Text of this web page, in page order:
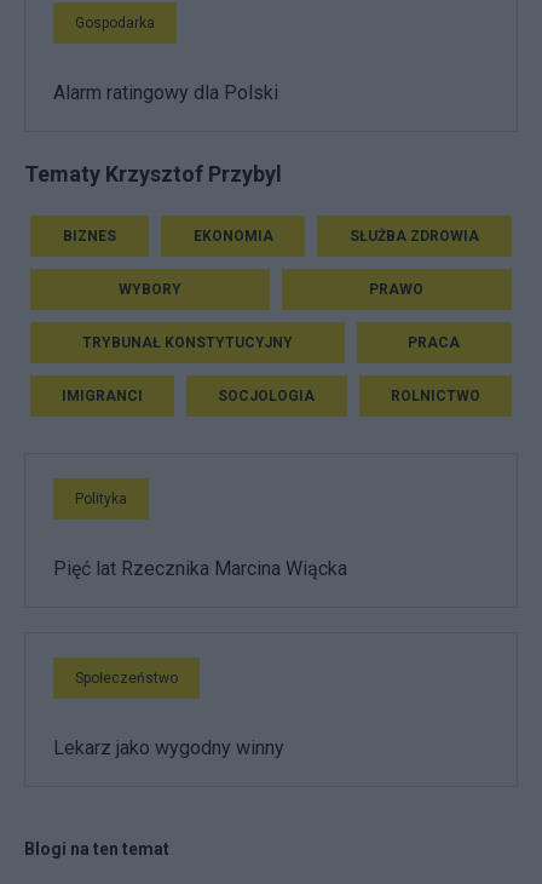
Gospodarka
Alarm ratingowy dla Polski
Tematy Krzysztof Przybyl
BIZNES EKONOMIA SŁUŻBA ZDROWIA
WYBORY PRAWO
TRYBUNAŁ KONSTYTUCYJNY PRACA
IMIGRANCI SOCJOLOGIA ROLNICTWO
Polityka
Pięć lat Rzecznika Marcina Wiącka
Społeczeństwo
Lekarz jako wygodny winny
Blogi na ten temat